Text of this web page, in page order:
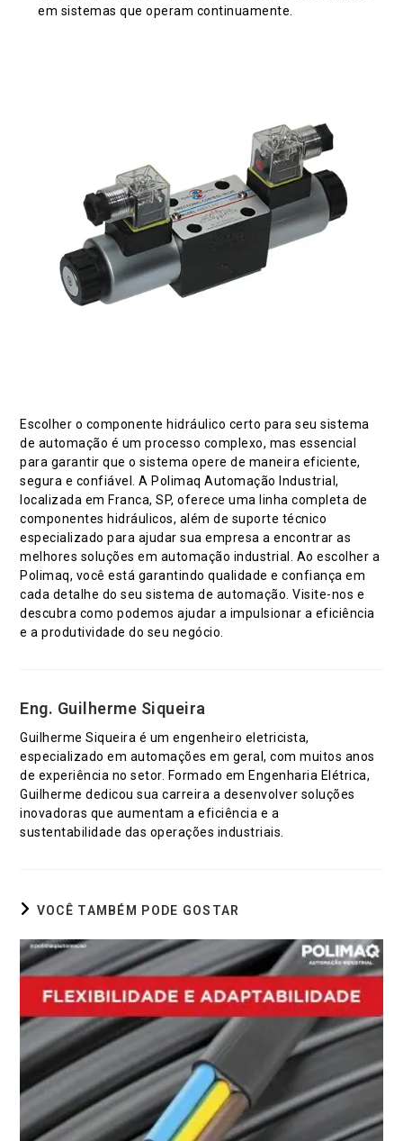
em sistemas que operam continuamente.
Escolher o componente hidráulico certo para seu sistema
de automação é um processo complexo, mas essencial
para garantir que o sistema opere de maneira eficiente,
segura e confiável. A Polimaq Automação Industrial,
localizada em Franca, SP, oferece uma linha completa de
componentes hidráulicos, além de suporte técnico
especializado para ajudar sua empresa a encontrar as
melhores soluções em automação industrial. Ao escolher a
Polimaq, você está garantindo qualidade e confiança em
cada detalhe do seu sistema de automação. Visite-nos e
descubra como podemos ajudar a impulsionar a eficiência
e a produtividade do seu negócio.
Eng. Guilherme Siqueira
Guilherme Siqueira é um engenheiro eletricista,
especializado em automações em geral, com muitos anos
de experiência no setor. Formado em Engenharia Elétrica,
Guilherme dedicou sua carreira a desenvolver soluções
inovadoras que aumentam a eficiência e a
sustentabilidade das operações industriais.
VOCÊ TAMBÉM PODE GOSTAR